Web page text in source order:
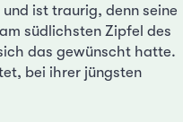
ist traurig, denn seine
südlichsten Zipfel des
das gewünscht hatte.
bei ihrer jüngsten